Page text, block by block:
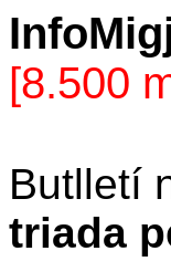
[8.500
Butlletí
triada